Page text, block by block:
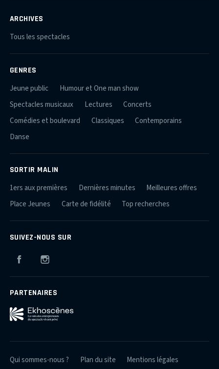
ARCHIVES
Tous les spectacles
GENRES
Jeune public
Humour et One man show
Spectacles musicaux
Lectures
Concerts
Comédies et boulevard
Classiques
Contemporains
Danse
SORTIR MALIN
1ers aux premières Dernières minutes
Meilleures offres
Place Jeunes
Carte de fidélité Top recherches
SUIVEZ-NOUS SUR
Facebook
PARTENAIRES
Qui sommes-nous ? Plan du site Mentions légales